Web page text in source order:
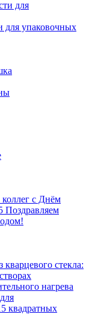
для упаковочных
с Днём
Поздравляем
кварцевого стекла:
нагрева
квадратных